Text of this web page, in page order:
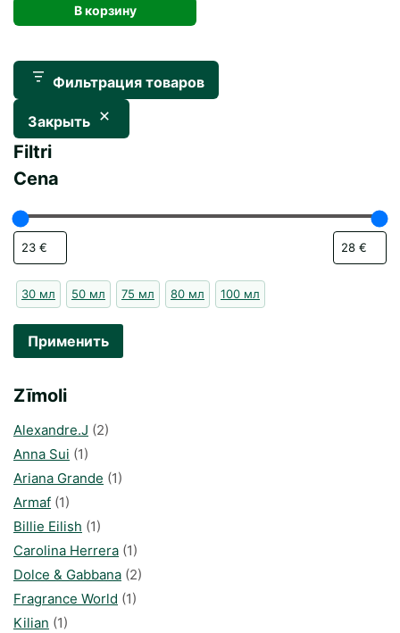
составляла
27,83 €.
В корзину
Фильтрация товаров
Закрыть
Filtri
Cena
30 мл 50 мл 75 мл 80 мл 100 мл
Применить
Zīmoli
Alexandre.J (2)
Anna Sui (1)
Ariana Grande (1)
Armaf (1)
Billie Eilish (1)
Carolina Herrera (1)
Dolce & Gabbana (2)
Fragrance World (1)
Kilian (1)